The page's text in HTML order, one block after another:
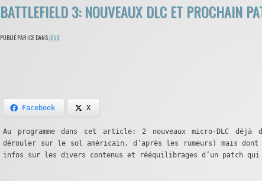
BATTLEFIELD 3: NOUVEAUX DLC ET PROCHAIN
PUBLIÉ PAR ICE DANSJEUX
Facebook X
Au programme dans cet article: 2 nouveaux micro-DLC
dérouler sur le sol américain, d’après les rumeurs) mais
infos sur les divers contenus et rééquilibrages d’un patch qui